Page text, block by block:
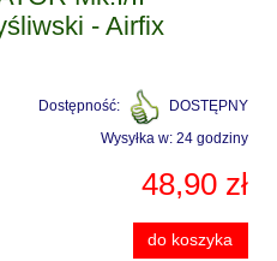
- Airfix
Dostępność:
DOSTĘPNY
Wysyłka w: 24 godziny
48,90 zł
do koszyka